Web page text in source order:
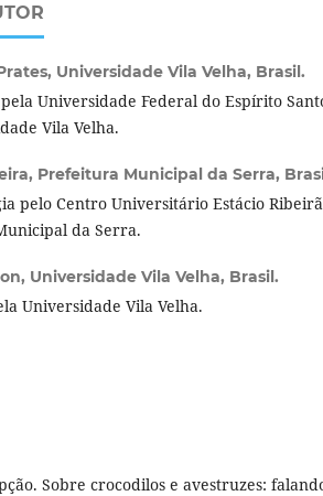
Universidade Vila Velha, Brasil.
Universidade Federal do Espírito
Vila Velha.
Prefeitura Municipal da Serra,
pelo Centro Universitário Estácio
da Serra.
Universidade Vila Velha, Brasil.
Universidade Vila Velha.
Sobre crocodilos e avestruzes: